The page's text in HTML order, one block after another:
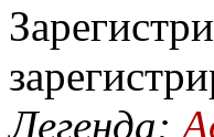
Легенда: